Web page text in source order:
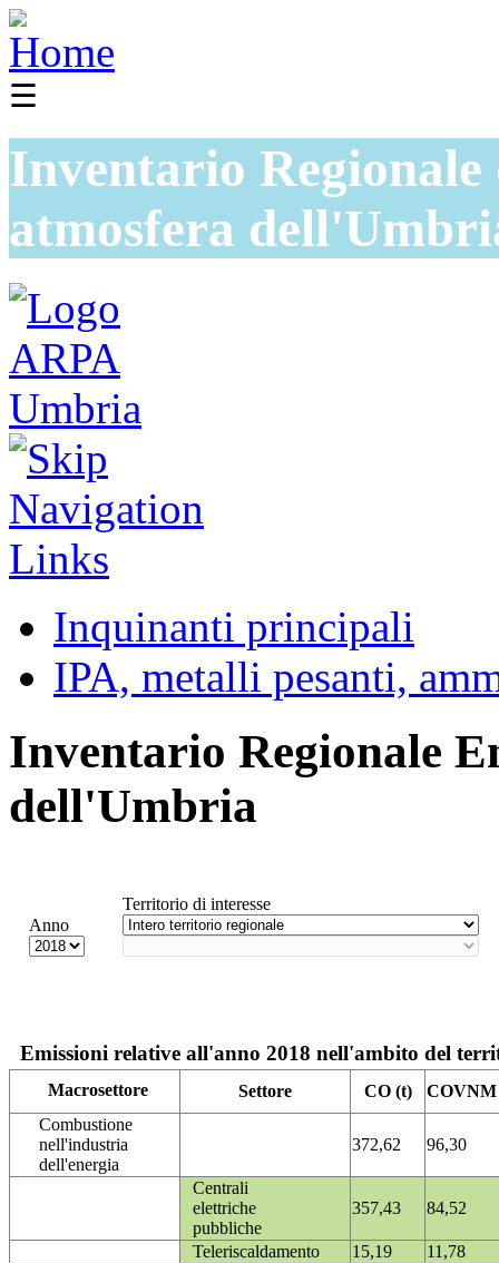
☰
Inventario
atmosfera
Inquinanti principali
IPA, metalli pesanti,
Inventario Regionale
dell'Umbria
Anno
Territorio di interesse
Emissioni relative all'anno 2018 nell'ambito del
Macrosettore Settore CO (t)
COVNM
Combustione
nell'industria
dell'energia
372,62 96,30
Centrali
elettriche
pubbliche
357,43 84,52
Teleriscaldamento 15,19
11,78